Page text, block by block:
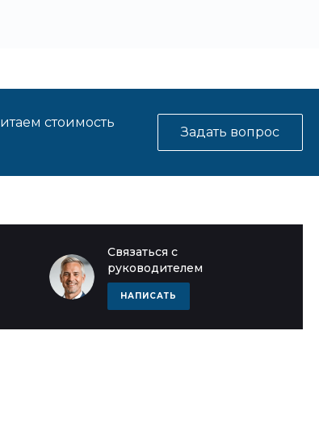
стоимость
Задать вопрос
Связаться с
руководителем
НАПИСАТЬ